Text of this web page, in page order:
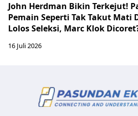
John Herdman Bikin Terkejut!
Pemain Seperti Tak Takut Mati
Lolos Seleksi, Marc Klok
16 Juli 2026